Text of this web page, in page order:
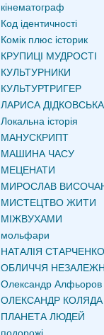
кінематограф
Код ідентичності
Комік плюс історик
КРУПИЦІ МУДРОСТІ
КУЛЬТУРНИКИ
КУЛЬТУРТРИГЕР
ЛАРИСА ДІДКОВСЬКА
Локальна історія
МАНУСКРИПТ
МАШИНА ЧАСУ
МЕЦЕНАТИ
МИРОСЛАВ
МИСТЕЦТВО ЖИТИ
МІЖВУХАМИ
мольфари
НАТАЛІЯ СТАРЧЕНКО
ОБЛИЧЧЯ
Олександр Алфьоров
ОЛЕКСАНДР КОЛЯДА
ПЛАНЕТА ЛЮДЕЙ
подорожі